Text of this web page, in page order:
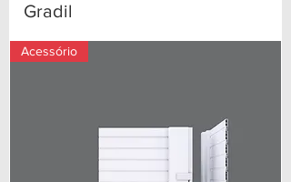
Gradil
Acessório